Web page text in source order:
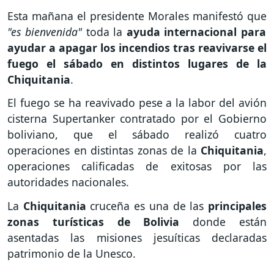
Esta mañana el presidente Morales manifestó que
"es bienvenida"toda la ayuda internacional para
ayudar a apagar los incendios tras reavivarse el
fuego el sábado en distintos lugares de la
Chiquitania.
El fuego se ha reavivado pese a la labor del avión
cisterna Supertanker contratado por el Gobierno
boliviano, que el sábado realizó cuatro
operaciones en distintas zonas de la Chiquitania,
operaciones calificadas de exitosas por las
autoridades nacionales.
La Chiquitania cruceña es una de las principales
zonas turísticas de Bolivia donde están
asentadas las misiones jesuíticas declaradas
patrimonio de la Unesco.